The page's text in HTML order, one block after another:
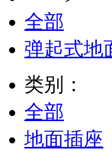
全部
弹起式地
类别：
全部
地面插座